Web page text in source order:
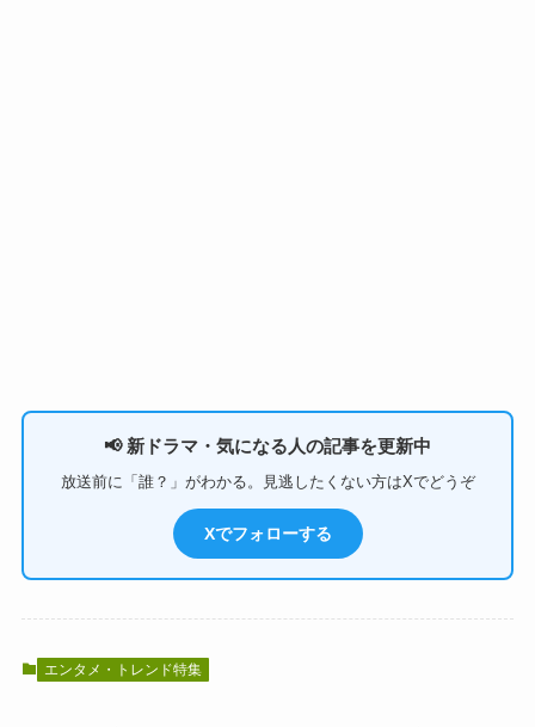
📢 新ドラマ・気になる人の記事を更新中
放送前に「誰？」がわかる。見逃したくない方はXでどうぞ
Xでフォローする
エンタメ・トレンド特集